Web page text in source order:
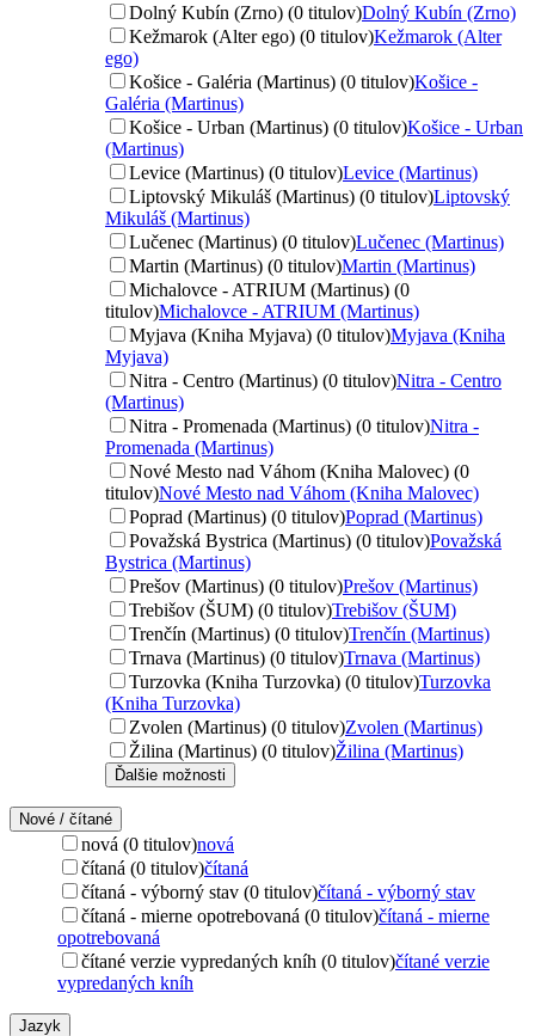
Dolný Kubín (Zrno) (0 titulov)Dolný Kubín (Zrno)
Kežmarok (Alter ego) (0 titulov)Kežmarok (Alter
ego)
Košice - Galéria (Martinus) (0 titulov)Košice -
Galéria (Martinus)
Košice - Urban (Martinus) (0 titulov)Košice - Urban
(Martinus)
Levice (Martinus) (0 titulov)Levice (Martinus)
Liptovský Mikuláš (Martinus) (0 titulov)Liptovský
Mikuláš (Martinus)
Lučenec (Martinus) (0 titulov)Lučenec (Martinus)
Martin (Martinus) (0 titulov)Martin (Martinus)
Michalovce - ATRIUM (Martinus) (0
titulov)Michalovce - ATRIUM (Martinus)
Myjava (Kniha Myjava) (0 titulov)Myjava (Kniha
Myjava)
Nitra - Centro (Martinus) (0 titulov)Nitra - Centro
(Martinus)
Nitra - Promenada (Martinus) (0 titulov)Nitra -
Promenada (Martinus)
Nové Mesto nad Váhom (Kniha Malovec) (0
titulov)Nové Mesto nad Váhom (Kniha Malovec)
Poprad (Martinus) (0 titulov)Poprad (Martinus)
Považská Bystrica (Martinus) (0 titulov)Považská
Bystrica (Martinus)
Prešov (Martinus) (0 titulov)Prešov (Martinus)
Trebišov (ŠUM) (0 titulov)Trebišov (ŠUM)
Trenčín (Martinus) (0 titulov)Trenčín (Martinus)
Trnava (Martinus) (0 titulov)Trnava (Martinus)
Turzovka (Kniha Turzovka) (0 titulov)Turzovka
(Kniha Turzovka)
Zvolen (Martinus) (0 titulov)Zvolen (Martinus)
Žilina (Martinus) (0 titulov)Žilina (Martinus)
Ďalšie možnosti
Nové / čítané
nová (0 titulov)nová
čítaná (0 titulov)čítaná
čítaná - výborný stav (0 titulov)čítaná - výborný stav
čítaná - mierne opotrebovaná (0 titulov)čítaná - mierne
opotrebovaná
čítané verzie vypredaných kníh (0 titulov)čítané verzie
vypredaných kníh
Jazyk